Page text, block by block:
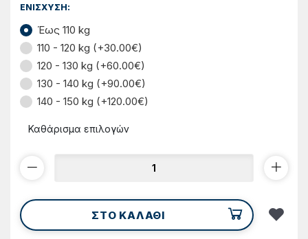
ΕΝΙΣΧΥΣΗ:
Έως 110 kg
110 - 120 kg (+30.00€)
120 - 130 kg (+60.00€)
130 - 140 kg (+90.00€)
140 - 150 kg (+120.00€)
Καθάρισμα επιλογών
ΣΤΟ ΚΑΛΑΘΙ